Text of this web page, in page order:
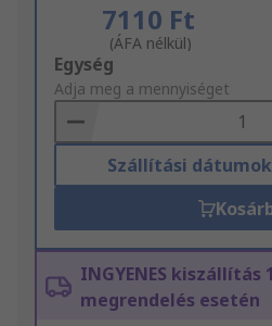
7110 Ft
(ÁFA nélkül)
Add
to
Basket
Egység
Adja meg a mennyiséget
Szállítási
INGYENES
megrendelés esetén